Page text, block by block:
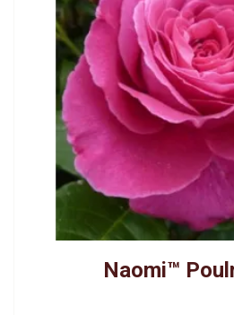
Naomi™